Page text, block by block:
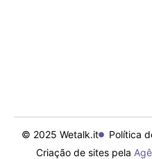
© 2025 Wetalk.it Política
Criação de sites pela